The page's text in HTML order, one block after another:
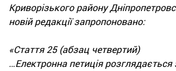
Криворізького району
новій редакції запропоновано:
«Стаття 25 (абзац четвертий)
…Електронна петиція